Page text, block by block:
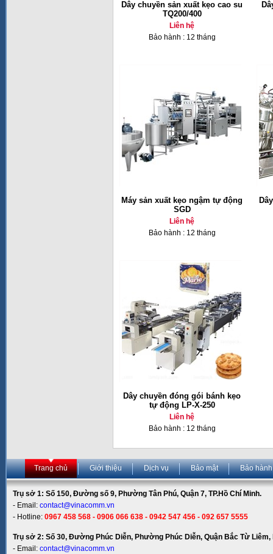
Dây chuyền sản xuất kẹo cao su
TQ200/400
Liên hệ
Bảo hành : 12 tháng
Máy sản xuất kẹo ngậm tự động
SGD
Liên hệ
Bảo hành : 12 tháng
Dây chuyền đóng gói bánh kẹo
tự động LP-X-250
Liên hệ
Bảo hành : 12 tháng
Trang chủ Giới thiệu Dịch vụ Bảo mật Bảo hành
Trụ sở 1: Số 150, Đường số 9, Phường Tân Phú, Quận 7, TP.Hồ Chí Minh.
- Email: contact@vinacomm.vn
- Hotline: 0967 458 568 - 0906 066 638 - 0942 547 456 - 092 657 5555
Trụ sở 2: Số 30, Đường Phúc Diễn, Phường Phúc Diễn, Quận Bắc Từ Liêm,
- Email: contact@vinacomm.vn